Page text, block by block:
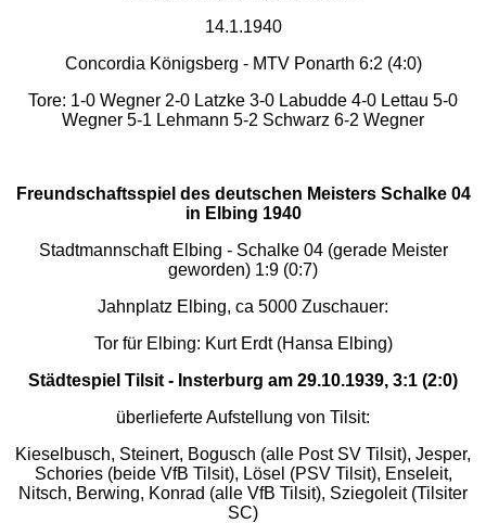
14.1.1940
Concordia Königsberg - MTV Ponarth 6:2 (4:0)
Tore: 1-0 Wegner 2-0 Latzke 3-0 Labudde 4-0 Lettau 5-0
Wegner 5-1 Lehmann 5-2 Schwarz 6-2 Wegner
Freundschaftsspiel des deutschen Meisters Schalke 04
in Elbing 1940
Stadtmannschaft Elbing - Schalke 04 (gerade Meister
geworden) 1:9 (0:7)
Jahnplatz Elbing, ca 5000 Zuschauer:
Tor für Elbing: Kurt Erdt (Hansa Elbing)
Städtespiel Tilsit - Insterburg am 29.10.1939, 3:1 (2:0)
überlieferte Aufstellung von Tilsit:
Kieselbusch, Steinert, Bogusch (alle Post SV Tilsit), Jesper,
Schories (beide VfB Tilsit), Lösel (PSV Tilsit), Enseleit,
Nitsch, Berwing, Konrad (alle VfB Tilsit), Sziegoleit (Tilsiter
SC)